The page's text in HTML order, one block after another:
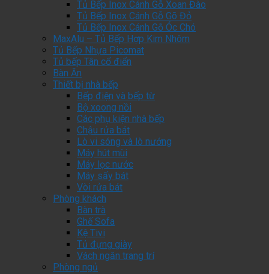
Tủ Bếp Inox Cánh Gỗ Xoan Đào
Tủ Bếp Inox Cánh Gỗ Gõ Đỏ
Tủ Bếp Inox Cánh Gỗ Óc Chó
MaxAlu – Tủ Bếp Hợp Kim Nhôm
Tủ Bếp Nhựa Picomat
Tủ bếp Tân cổ điển
Bàn Ăn
Thiết bị nhà bếp
Bếp điện và bếp từ
Bộ xoong nồi
Các phụ kiện nhà bếp
Chậu rửa bát
Lò vi sóng và lò nướng
Máy hút mùi
Máy lọc nước
Máy sấy bát
Vòi rửa bát
Phòng khách
Bàn trà
Ghế Sofa
Kệ Tivi
Tủ đựng giày
Vách ngăn trang trí
Phòng ngủ